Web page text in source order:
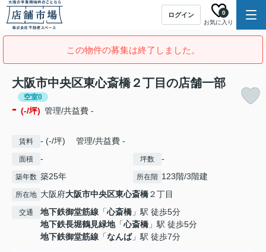
ログイン
お気に入り
0
この物件の募集は終了しました。
大阪市中央区東心斎橋２丁目の店舗一部
空室0
- (-/坪) 管理/共益費 -
賃料 - (-/坪) 管理/共益費 -
面積 - 坪数 -
築年数 築25年 所在階 123階/3階建
所在地 大阪府大阪市中央区東心斎橋２丁目
交通 地下鉄御堂筋線 「心斎橋 」駅 徒歩5分
地下鉄長堀鶴見緑地「心斎橋 」駅 徒歩5分
地下鉄御堂筋線 「なんば」駅 徒歩7分